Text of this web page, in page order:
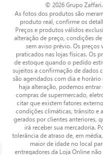
© 2026 Grupo
As fotos dos produtos são
produto real, confirme os
Preços e produtos válidos
alteração de preço, condições
sem aviso prévio. Os preços
praticados nas lojas físicas. Os
de estoque quando o pedido
sujeitos a confirmação de dados
são agendados com dia e
haja alteração, podemos
compras de supermercado,
citar que existem fatores
condições climáticas, trânsito e
gerados por clientes anteriores,
irá receber sua mercadoria.
tolerância de atraso de, em
maior de idade no local
entregadores da Loja Online